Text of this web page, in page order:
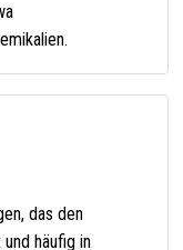
das den
häufig in